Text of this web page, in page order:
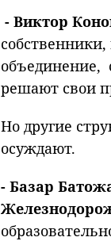
- Виктор
объединение,
решают свои
Но другие
осуждают.
- Базар